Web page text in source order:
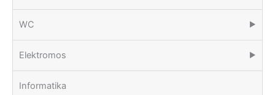
WC ▶
Elektromos ▶
Informatika